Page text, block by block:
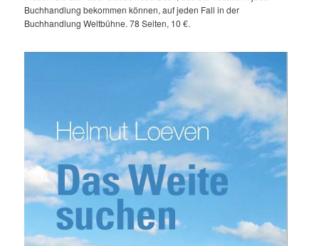
Buchhandlung bekommen können, auf jeden Fall in der
Buchhandlung Weltbühne. 78 Seiten, 10 €.